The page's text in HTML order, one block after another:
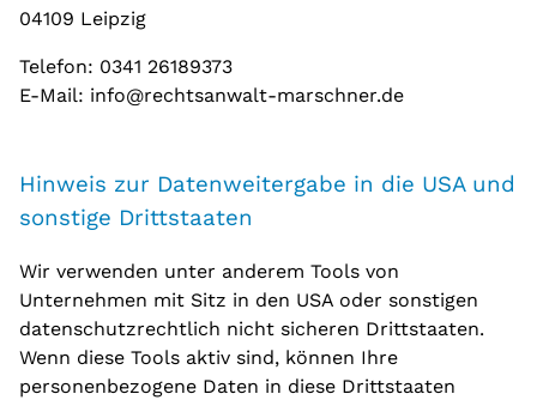
04109 Leipzig
Telefon: 0341 26189373
E-Mail: info@rechtsanwalt-marschner.de
Hinweis zur Datenweitergabe in die USA und
sonstige Drittstaaten
Wir verwenden unter anderem Tools von
Unternehmen mit Sitz in den USA oder sonstigen
datenschutzrechtlich nicht sicheren Drittstaaten.
Wenn diese Tools aktiv sind, können Ihre
personenbezogene Daten in diese Drittstaaten